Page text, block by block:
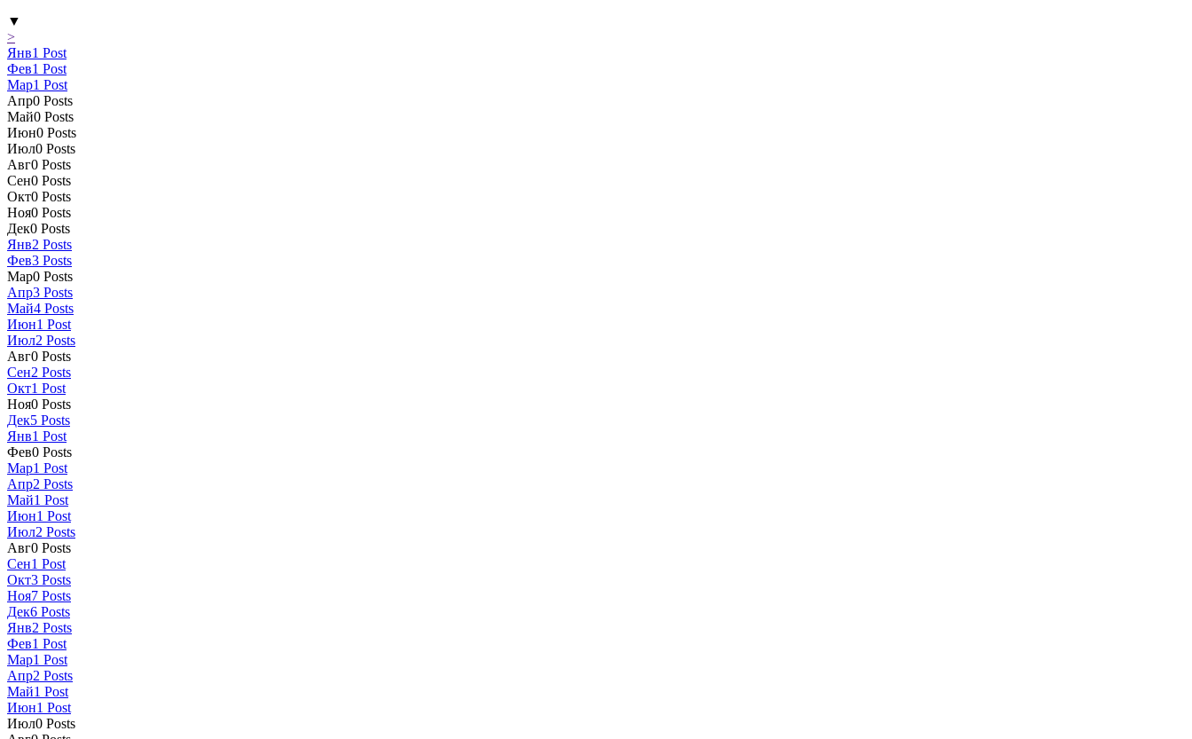
▼
>
Янв1 Post
Фев1 Post
Мар1 Post
Апр0 Posts
Май0 Posts
Июн0 Posts
Июл0 Posts
Авг0 Posts
Сен0 Posts
Окт0 Posts
Ноя0 Posts
Дек0 Posts
Янв2 Posts
Фев3 Posts
Мар0 Posts
Апр3 Posts
Май4 Posts
Июн1 Post
Июл2 Posts
Авг0 Posts
Сен2 Posts
Окт1 Post
Ноя0 Posts
Дек5 Posts
Янв1 Post
Фев0 Posts
Мар1 Post
Апр2 Posts
Май1 Post
Июн1 Post
Июл2 Posts
Авг0 Posts
Сен1 Post
Окт3 Posts
Ноя7 Posts
Дек6 Posts
Янв2 Posts
Фев1 Post
Мар1 Post
Апр2 Posts
Май1 Post
Июн1 Post
Июл0 Posts